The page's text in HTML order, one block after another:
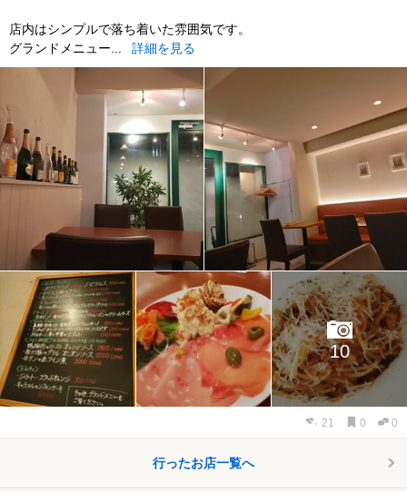
店内はシンプルで落ち着いた雰囲気です。
グランドメニュー...
詳細を見る
10
21 0 0
行ったお店一覧へ